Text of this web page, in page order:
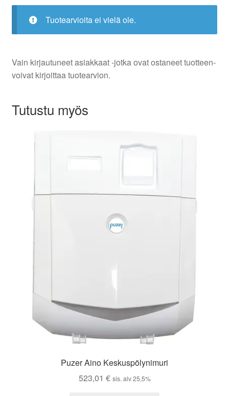
Tuotearvioita ei vielä ole.
Vain kirjautuneet asiakkaat -jotka ovat ostaneet tuotteen-
voivat kirjoittaa tuotearvion.
Tutustu myös
Puzer Aino Keskuspölynimuri
523,01 € sis. alv 25,5%